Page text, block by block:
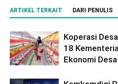
ARTIKEL TERKAIT DARI PENULIS
Koperasi
18
Ekonomi Desa